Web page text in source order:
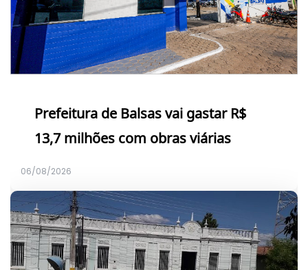
Prefeitura de Balsas vai gastar R$
13,7 milhões com obras viárias
06/08/2026